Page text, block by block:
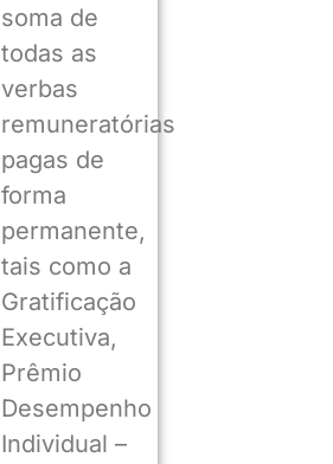
soma de
todas as
verbas
remuneratórias
pagas de
forma
permanente,
tais como a
Gratificação
Executiva,
Prêmio
Desempenho
Individual –